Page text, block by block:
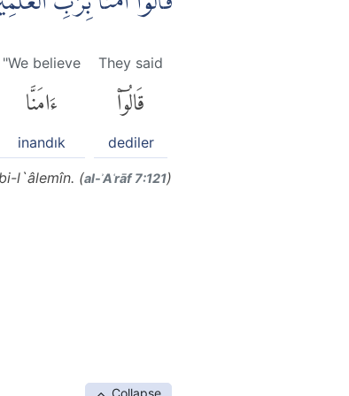
They said
قَالُوٓا۟
dediler
"We believe
ءَامَنَّا
inandık
l`âlemîn. (al-ʾAʿrāf 7:121)
Collapse